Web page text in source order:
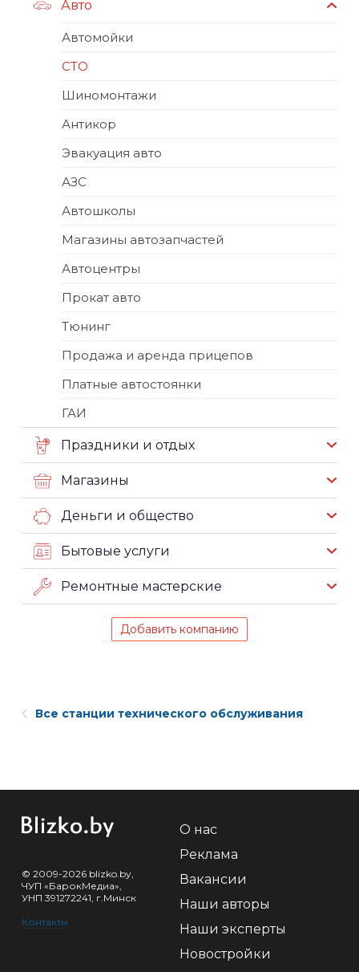
Авто
Автомойки
СТО
Шиномонтажи
Антикор
Эвакуация авто
АЗС
Автошколы
Магазины автозапчастей
Автоцентры
Прокат авто
Тюнинг
Продажа и аренда прицепов
Платные автостоянки
ГАИ
Праздники и отдых
Магазины
Деньги и общество
Бытовые услуги
Ремонтные мастерские
Добавить компанию
Все станции технического обслуживания
© 2009-2026 blizko.by,
ЧУП «БарокМедиа»,
УНП 391272241, г.Минск
Контакты
О нас
Реклама
Вакансии
Наши авторы
Наши эксперты
Новостройки